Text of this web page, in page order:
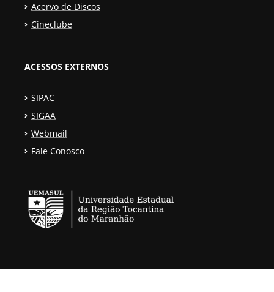
Acervo de Discos
Cineclube
ACESSOS EXTERNOS
SIPAC
SIGAA
Webmail
Fale Conosco